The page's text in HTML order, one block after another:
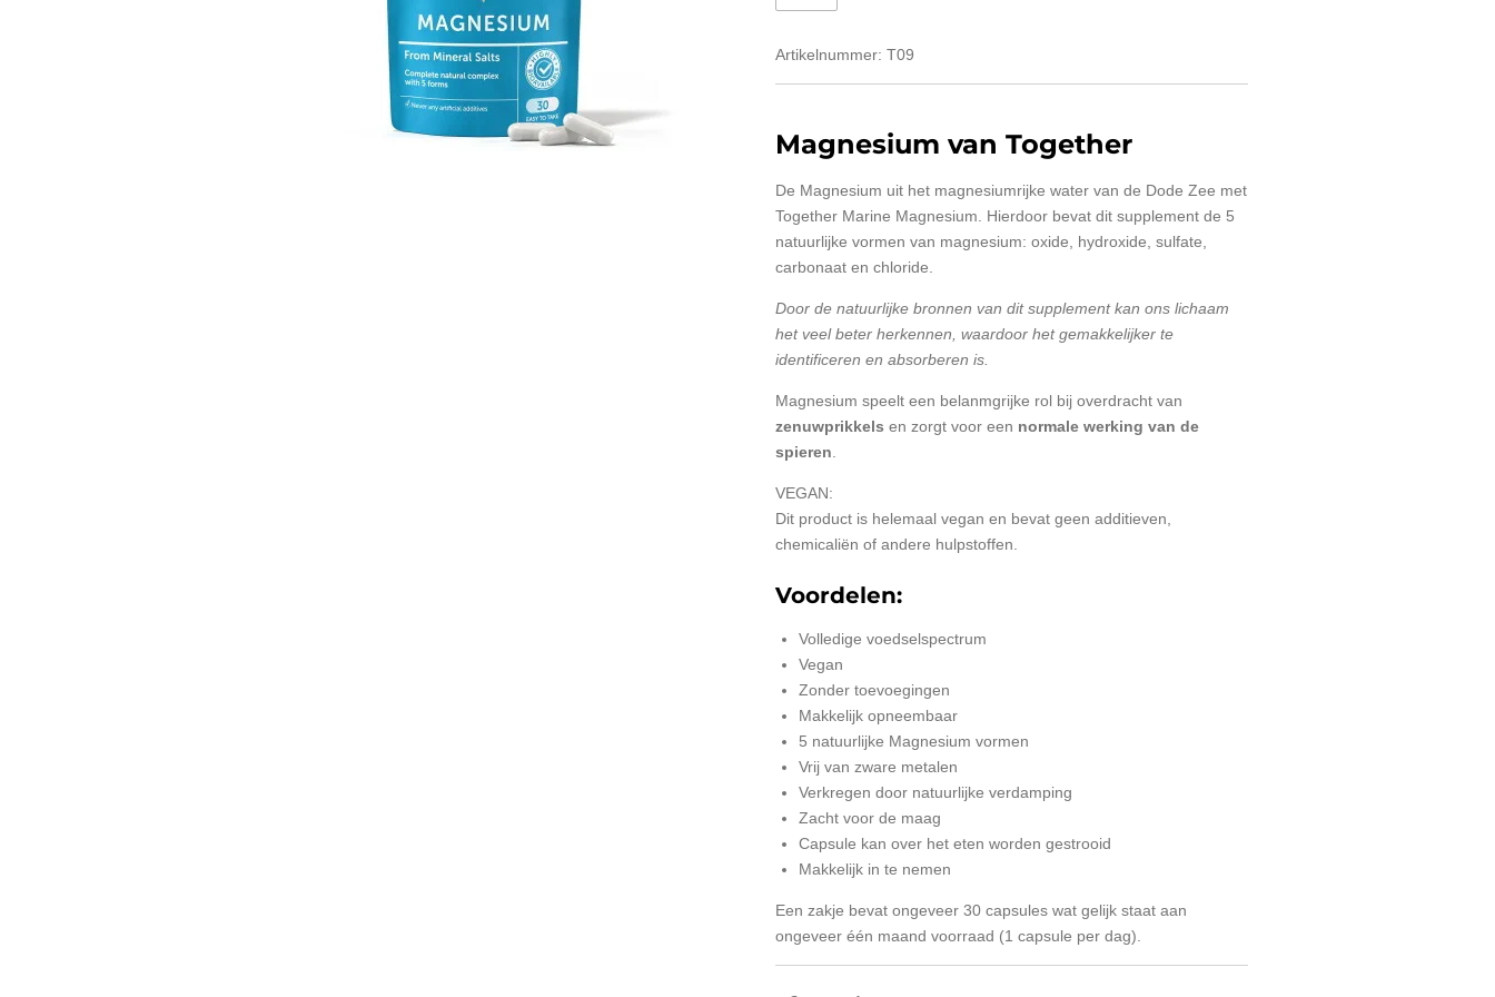
Artikelnummer: T09
Magnesium van Together
De Magnesium uit het magnesiumrijke water van de Dode Zee met
Together Marine Magnesium. Hierdoor bevat dit supplement de 5
natuurlijke vormen van magnesium: oxide, hydroxide, sulfate,
carbonaat en chloride.
Door de natuurlijke bronnen van dit supplement kan ons lichaam
het veel beter herkennen, waardoor het gemakkelijker te
identificeren en absorberen is.
Magnesium speelt een belanmgrijke rol bij overdracht van
zenuwprikkels en zorgt voor een normale werking van de
spieren.
VEGAN:
Dit product is helemaal vegan en bevat geen additieven,
chemicaliën of andere hulpstoffen.
Voordelen:
Volledige voedselspectrum
Vegan
Zonder toevoegingen
Makkelijk opneembaar
5 natuurlijke Magnesium vormen
Vrij van zware metalen
Verkregen door natuurlijke verdamping
Zacht voor de maag
Capsule kan over het eten worden gestrooid
Makkelijk in te nemen
Een zakje bevat ongeveer 30 capsules wat gelijk staat aan
ongeveer één maand voorraad (1 capsule per dag).